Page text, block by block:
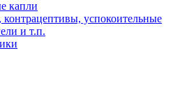
капли
успокоительные
и т.п.